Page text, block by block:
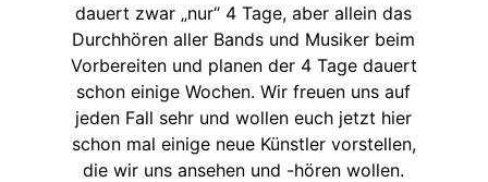
dauert zwar „nur“ 4 Tage, aber allein das
Durchhören aller Bands und Musiker beim
Vorbereiten und planen der 4 Tage dauert
schon einige Wochen. Wir freuen uns auf
jeden Fall sehr und wollen euch jetzt hier
schon mal einige neue Künstler vorstellen,
die wir uns ansehen und -hören wollen.